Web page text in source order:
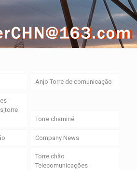
Anjo Torre de comunicação
Torre chaminé
Company News
Torre chão
Telecomunicações